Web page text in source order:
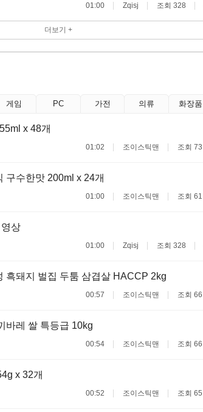
01:00 Zqisj 조회 328
더보기 +
게임 PC 가전 의류 화장품
x 48개
01:02 조이스틱맨 조회 73
구수한맛 200ml x 24개
01:00 조이스틱맨 조회 61
상
01:00 Zqisj 조회 328
흑돼지 벌집 두툼 삼겹살 HACCP 2kg
00:57 조이스틱맨 조회 66
바레 쌀 특등급 10kg
00:54 조이스틱맨 조회 66
x 32개
00:52 조이스틱맨 조회 65